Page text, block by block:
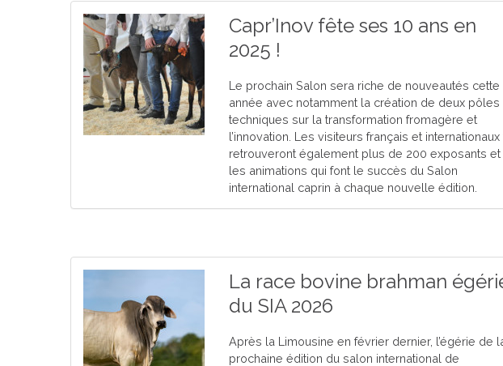
Capr’Inov fête ses 10 ans en
2025 !
Le prochain Salon sera riche de nouveautés cette
année avec notamment la création de deux pôles
techniques sur la transformation fromagère et
l’innovation. Les visiteurs français et internationaux
retrouveront également plus de 200 exposants et
les animations qui font le succès du Salon
international caprin à chaque nouvelle édition.
La race bovine brahman
du SIA 2026
Après la Limousine en février dernier, l’égérie de
prochaine édition du salon international de